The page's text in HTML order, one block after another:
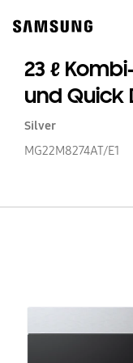
content
accessibility
23 ℓ
und Quick
Silver
MG22M8274AT/E1